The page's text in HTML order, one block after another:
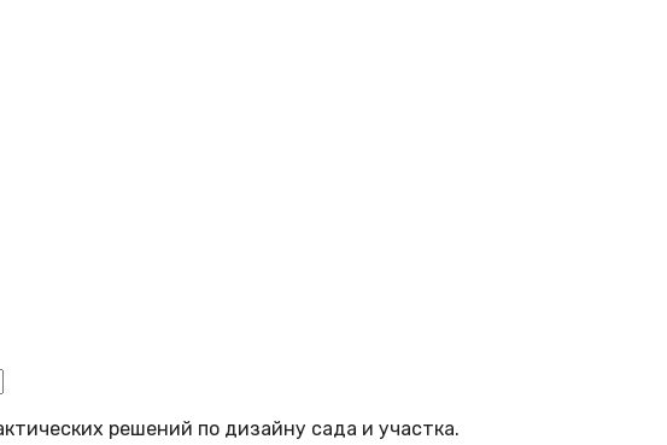
решений по дизайну сада и участка.